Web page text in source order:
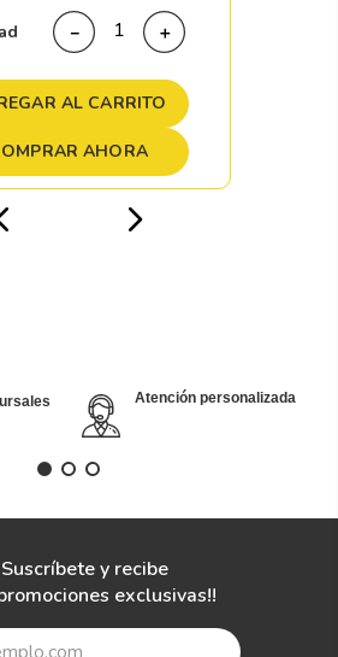
＋
－
AL CARRITO
AHORA
Atención personalizada
y recibe
exclusivas!!